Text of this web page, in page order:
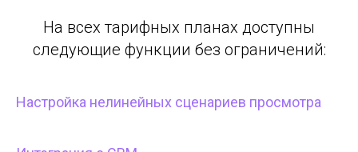
На всех тарифных планах доступны
следующие функции без ограничений:
Настройка нелинейных сценариев просмотра